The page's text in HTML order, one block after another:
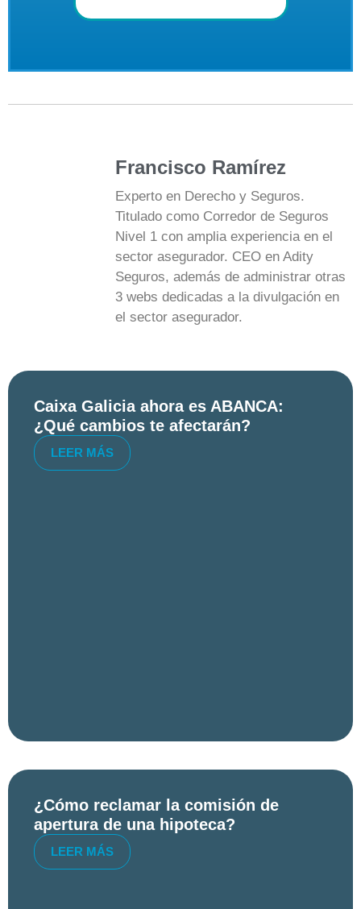
Francisco Ramírez
Experto en Derecho y Seguros.
Titulado como Corredor de Seguros
Nivel 1 con amplia experiencia en el
sector asegurador. CEO en Adity
Seguros, además de administrar otras
3 webs dedicadas a la divulgación en
el sector asegurador.
Caixa Galicia ahora es ABANCA:
¿Qué cambios te afectarán?
LEER MÁS
¿Cómo reclamar la comisión de
apertura de una hipoteca?
LEER MÁS